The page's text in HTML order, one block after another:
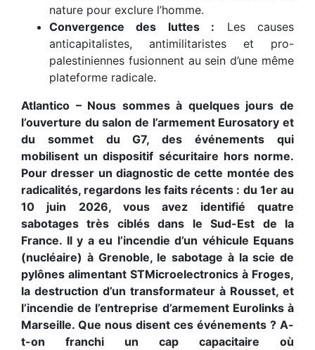
nature pour exclure l’homme.
Convergence des luttes : Les causes
anticapitalistes, antimilitaristes et pro-
palestiniennes fusionnent au sein d’une même
plateforme radicale.
Atlantico – Nous sommes à quelques jours de
l’ouverture du salon de l’armement Eurosatory et
du sommet du G7, des événements qui
mobilisent un dispositif sécuritaire hors norme.
Pour dresser un diagnostic de cette montée des
radicalités, regardons les faits récents : du 1er au
10 juin 2026, vous avez identifié quatre
sabotages très ciblés dans le Sud-Est de la
France. Il y a eu l’incendie d’un véhicule Equans
(nucléaire) à Grenoble, le sabotage à la scie de
pylônes alimentant STMicroelectronics à Froges,
la destruction d’un transformateur à Rousset, et
l’incendie de l’entreprise d’armement Eurolinks à
Marseille. Que nous disent ces événements ? A-
t-on franchi un cap capacitaire où